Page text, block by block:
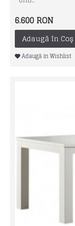
6.600 RON
Adaugă în Coş
Adaugă in Wishlist